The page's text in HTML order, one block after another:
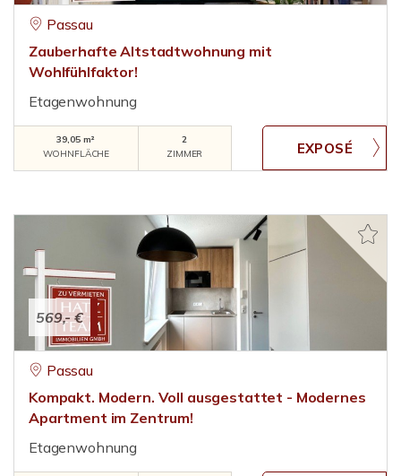
Passau
Zauberhafte Altstadtwohnung mit
Wohlfühlfaktor!
Etagenwohnung
39,05 m²
WOHNFLÄCHE
2
ZIMMER
569,- €
Passau
Kompakt. Modern. Voll ausgestattet - Modernes
Apartment im Zentrum!
Etagenwohnung